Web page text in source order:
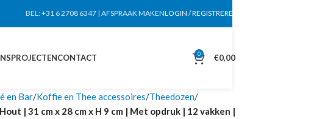
BEL:+31 6 2708 6347 | AFSPRAAK MAKENLOGIN / REGISTREREN
PROJECTENCONTACT 0 €0,00
en Bar Koffie en Thee accessoires Theedozen
| 31 cm x 28 cm x H 9 cm | Met opdruk | 12 vakken |